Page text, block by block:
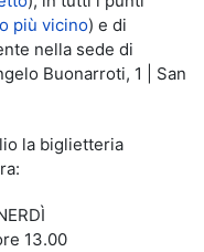
più vicino) e di
nella sede di
Buonarroti, 1 | San
la biglietteria
13.00